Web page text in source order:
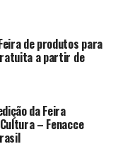
de produtos para
a partir de
da Feira
– Fenacce